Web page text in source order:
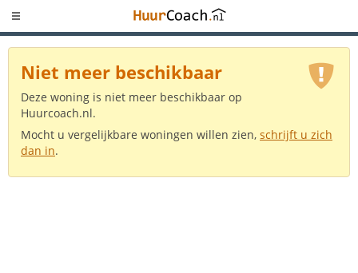
Niet meer beschikbaar
Deze woning is niet meer beschikbaar op
Huurcoach.nl.
Mocht u vergelijkbare woningen willen zien, schrijft u zich
dan in.